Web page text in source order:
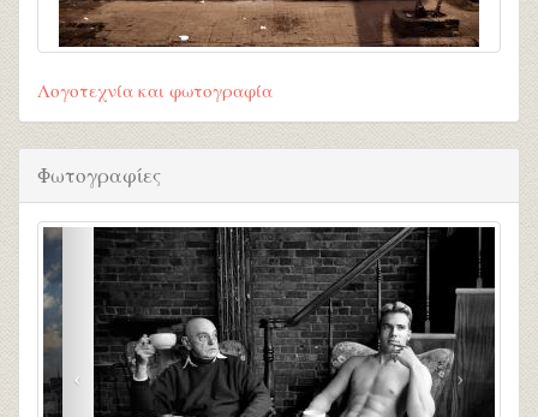
Λογοτεχνία και φωτογραφία
Φωτογραφίες